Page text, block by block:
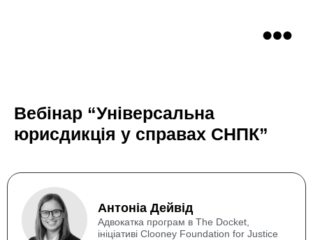
Вебінар “Універсальна
юрисдикція у справах СНПК”
Антоніа Дейвід
Адвокатка програм в The Docket,
ініціативі Clooney Foundation for Justice